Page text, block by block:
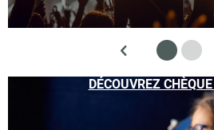
DÉCOUVREZ